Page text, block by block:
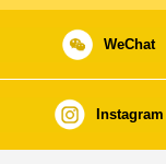
WeChat
Instagram